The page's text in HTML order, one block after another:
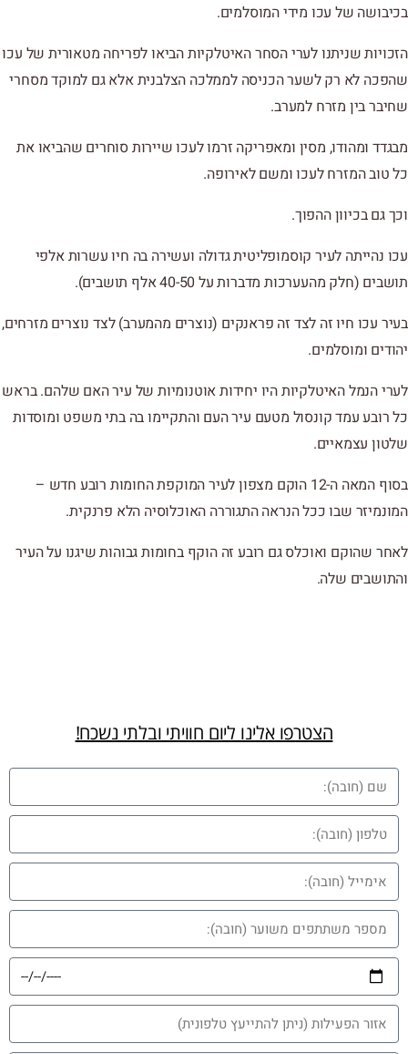
בכיבושה של עכו מידי המוסלמים.
הזכויות שניתנו לערי הסחר האיטלקיות הביאו לפריחה מטאורית של עכו
שהפכה לא רק לשער הכניסה לממלכה הצלבנית אלא גם למוקד מסחרי
שחיבר בין מזרח למערב.
מבגדד ומהודו, מסין ומאפריקה זרמו לעכו שיירות סוחרים שהביאו את
כל טוב המזרח לעכו ומשם לאירופה.
וכך גם בכיוון ההפוך.
עכו נהייתה לעיר קוסמופליטית גדולה ועשירה בה חיו עשרות אלפי
תושבים (חלק מהעערכות מדברות על 40-50 אלף תושבים).
בעיר עכו חיו זה לצד זה פראנקים (נוצרים מהמערב) לצד נוצרים מזרחים,
יהודים ומוסלמים.
לערי הנמל האיטלקיות היו יחידות אוטנומיות של עיר האם שלהם. בראש
כל רובע עמד קונסול מטעם עיר העם והתקיימו בה בתי משפט ומוסדות
שלטון עצמאיים.
בסוף המאה ה-12 הוקם מצפון לעיר המוקפת החומות רובע חדש –
המונמיזר שבו ככל הנראה התגוררה האוכלוסיה הלא פרנקית.
לאחר שהוקם ואוכלס גם רובע זה הוקף בחומות גבוהות שיגנו על העיר
והתושבים שלה.
הצטרפו אלינו ליום חוויתי ובלתי נשכח!